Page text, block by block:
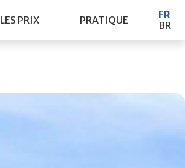
LES PRIX PRATIQUE
FR
BR